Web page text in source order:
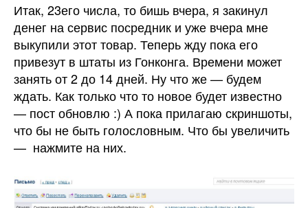
Итак, 23его числа, то бишь вчера, я закинул
денег на сервис посредник и уже вчера мне
выкупили этот товар. Теперь жду пока его
привезут в штаты из Гонконга. Времени может
занять от 2 до 14 дней. Ну что же — будем
ждать. Как только что то новое будет известно
— пост обновлю :) А пока прилагаю скриншоты,
что бы не быть голословным. Что бы увеличить
— нажмите на них.